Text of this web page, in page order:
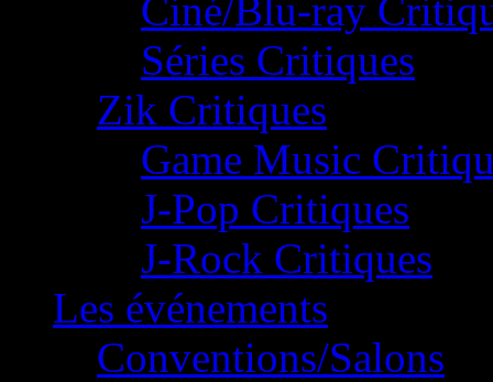
Ciné/Blu-ray
Séries Critiques
Zik Critiques
Game Music
J-Pop Critiques
J-Rock Critiques
Les événements
Conventions/Salons